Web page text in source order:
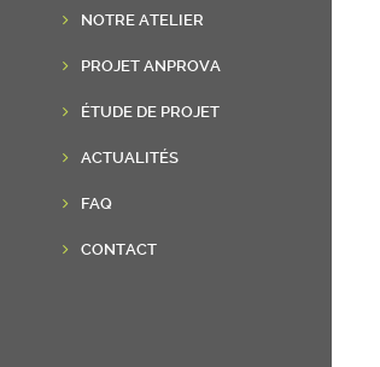
NOTRE ATELIER
PROJET ANPROVA
ÉTUDE DE PROJET
ACTUALITÉS
FAQ
CONTACT